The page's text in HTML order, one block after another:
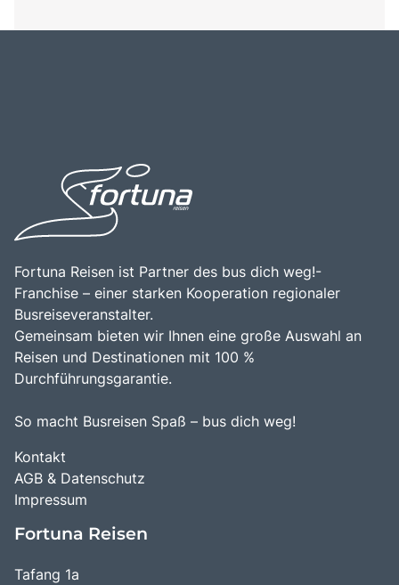
Fortuna Reisen ist Partner des bus dich weg!-
Franchise – einer starken Kooperation regionaler
Busreiseveranstalter.
Gemeinsam bieten wir Ihnen eine große Auswahl an
Reisen und Destinationen mit 100 %
Durchführungsgarantie.
So macht Busreisen Spaß – bus dich weg!
Kontakt
AGB & Datenschutz
Impressum
Fortuna Reisen
Tafang 1a